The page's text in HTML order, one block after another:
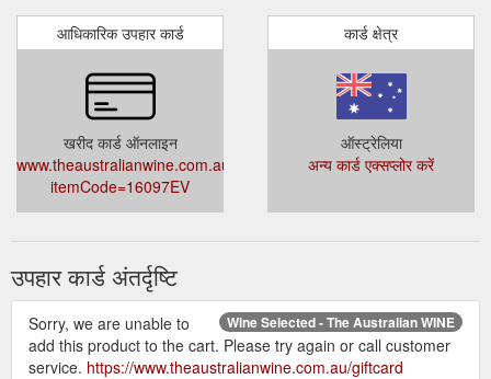
आधिकारिक उपहार कार्ड
खरीद कार्ड ऑनलाइन
www.theaustralianwine.com.au/jsp/product/purchaseVoucher.jsp?
itemCode=16097EV
कार्ड क्षेत्र
ऑस्ट्रेलिया
अन्य कार्ड एक्सप्लोर करें
उपहार कार्ड अंतर्दृष्टि
Wine Selected - The Australian WINE
Sorry, we are unable to
add this product to the cart. Please try again or call customer
service. https://www.theaustralianwine.com.au/giftcard